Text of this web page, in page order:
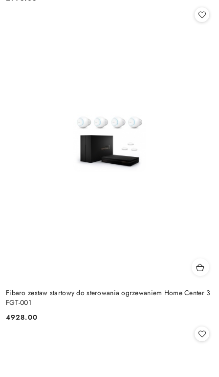
Cena:
Fibaro zestaw startowy do sterowania ogrzewaniem Home Center 3
FGT-001
Cena:
4928.00